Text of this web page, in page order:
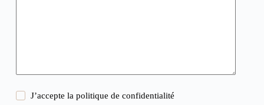
J’accepte lapolitique de confidentialité